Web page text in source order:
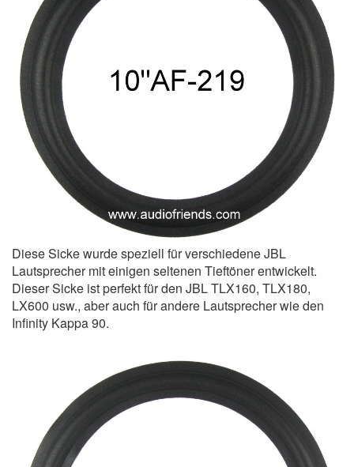
Diese Sicke wurde speziell für verschiedene JBL
Lautsprecher mit einigen seltenen Tieftöner entwickelt.
Dieser Sicke ist perfekt für den JBL TLX160, TLX180,
LX600 usw., aber auch für andere Lautsprecher wie den
Infinity Kappa 90.